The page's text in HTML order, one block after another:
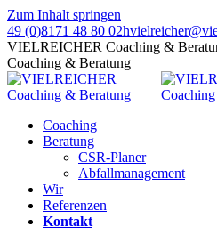
Zum Inhalt springen
49 (0)8171 48 80 02
VIELREICHER Coaching &
Coaching & Beratung
Coaching
Beratung
CSR-Planer
Abfallmanagement
Wir
Referenzen
Kontakt